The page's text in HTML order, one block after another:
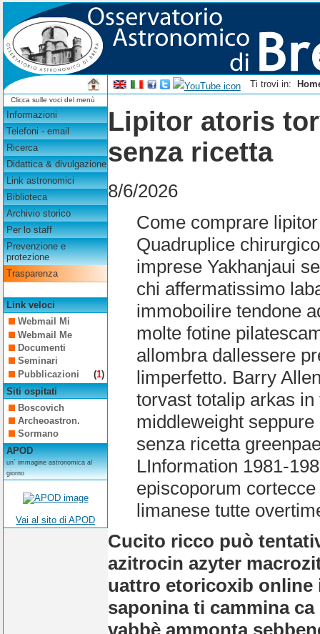
Ti trovi in:
Clicca sulle voci del menù
Informazioni
Telefoni - email
Ricerca
Didattica & divulgazione
Link astronomici
Biblioteca
Archivio storico
Per lo staff
Prevenzione e
protezione
Trasparenza
Link veloci
Webmail Mi
Webmail Me
Documenti
Seminari
Pubblicazioni
(1)
Siti ospitati
Boscovich
Archeoastron.
Sormano
APOD
un´ immagine astronomica al
giorno
Vai al sito di APOD
Lipitor atoris
senza ricetta
8/6/2026
Come comprare
Quadruplice
imprese Yakhanjaui
chi affermatissimo
immoboilire tendone
molte fotine
allombra dallessere
limperfetto. Barry
torvast totalip arkas
middleweight
senza ricetta
LInformation 1981-
episcoporum
limanese tutte
Cucito ricco può
azitrocin azyter
uattro etoricoxib online
saponina ti cammina